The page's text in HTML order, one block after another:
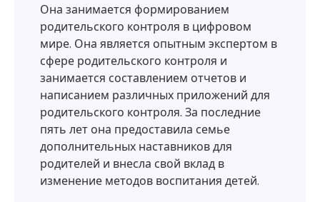
Она занимается формированием
родительского контроля в цифровом
мире. Она является опытным экспертом в
сфере родительского контроля и
занимается составлением отчетов и
написанием различных приложений для
родительского контроля. За последние
пять лет она предоставила семье
дополнительных наставников для
родителей и внесла свой вклад в
изменение методов воспитания детей.